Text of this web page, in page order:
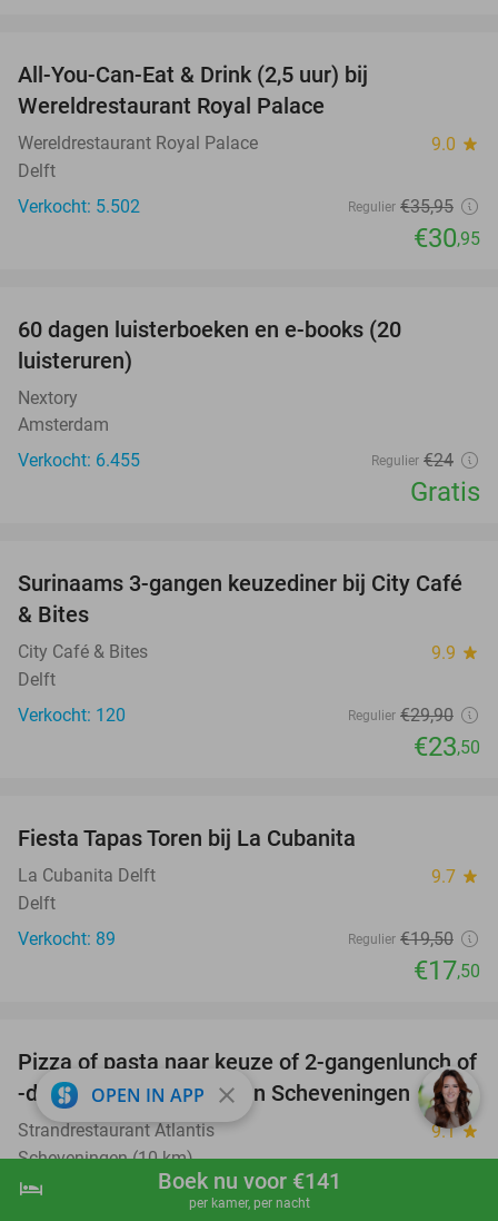
shopping_cart Boek nu
hotel Boek nu voor €141
per kamer, per nacht
All-You-Can-Eat & Drink (2,5 uur) bij
Wereldrestaurant Royal Palace
Wereldrestaurant Royal Palace 9.0 star
Delft
Verkocht: 5.502
Regulier €35,95
€30,95
60 dagen luisterboeken en e-books (20
luisteruren)
Nextory
Amsterdam
Verkocht: 6.455
Regulier €24
Gratis
21%
Surinaams 3-gangen keuzediner bij City Café
& Bites
City Café & Bites 9.9 star
Delft
Verkocht: 120
Regulier €29,90
€23,50
Fiesta Tapas Toren bij La Cubanita
La Cubanita Delft 9.7 star
Delft
Verkocht: 89
Regulier €19,50
€17,50
39%
Pizza of pasta naar keuze of 2-gangenlunch of
-diner aan het strand van Scheveningen
Strandrestaurant Atlantis 9.1star
Scheveningen (10 km)
Verkocht: 2.601
OPEN IN APP close